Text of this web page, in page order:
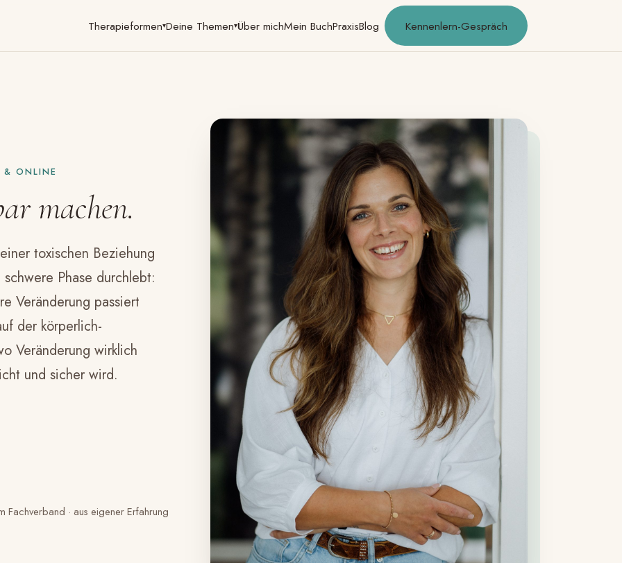
Therapieformen▾Deine Themen▾Über michMein BuchPraxisBlog Kennenlern-Gespräch
& ONLINE
machen.
toxischen Beziehung
Phase durchlebt:
Veränderung passiert
der körperlich-
Veränderung wirklich
und sicher wird.
Fachverband · aus eigener Erfahrung